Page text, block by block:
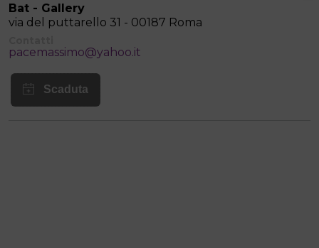
Bat - Gallery
via del puttarello 31 - 00187 Roma
pacemassimo@yahoo.it